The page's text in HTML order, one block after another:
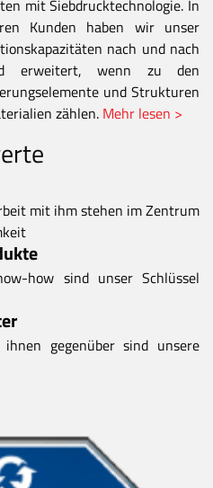
mit Siebdrucktechnologie. In
Kunden haben wir unser
nach und nach
erweitert, wenn zu den
und Strukturen
zählen. Mehr lesen >
mit ihm stehen im Zentrum
how sind unser Schlüssel
gegenüber sind unsere